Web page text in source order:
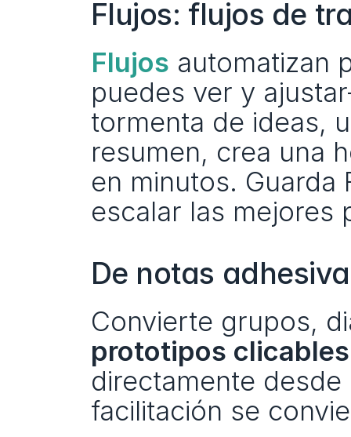
Flujos: flujos de
Flujos automatizan
puedes ver y
tormenta de ideas,
resumen, crea una
en minutos.
escalar las mejores
De notas
prototipos clicables
directamente
facilitación se